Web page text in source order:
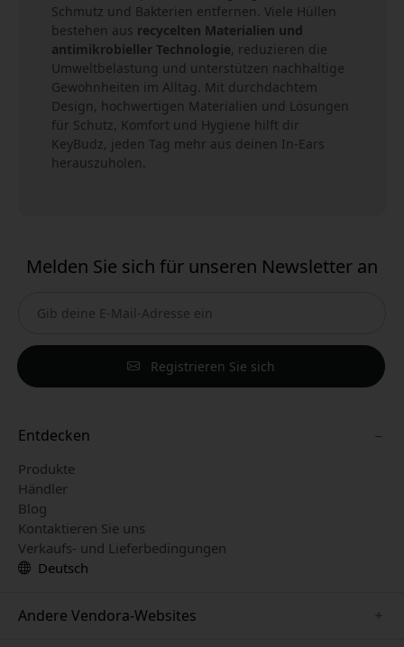
Schmutz und Bakterien entfernen. Viele Hüllen
bestehen aus recycelten Materialien und
antimikrobieller Technologie, reduzieren die
Umweltbelastung und unterstützen nachhaltige
Gewohnheiten im Alltag. Mit durchdachtem
Design, hochwertigen Materialien und Lösungen
für Schutz, Komfort und Hygiene hilft dir
KeyBudz, jeden Tag mehr aus deinen In-Ears
herauszuholen.
Melden Sie sich für unseren Newsletter an
Registrieren Sie sich
Entdecken
Produkte
Händler
Blog
Kontaktieren Sie uns
Verkaufs- und Lieferbedingungen
Deutsch
Andere Vendora-Websites